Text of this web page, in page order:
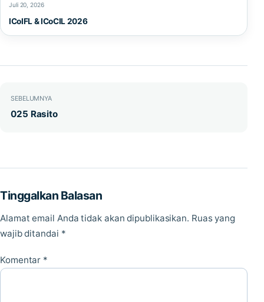
Juli 20, 2026
ICoIFL & ICoCIL 2026
Navigasi pos
SEBELUMNYA
025 Rasito
Tinggalkan Balasan
Alamat email Anda tidak akan dipublikasikan. Ruas yang
wajib ditandai *
Komentar *